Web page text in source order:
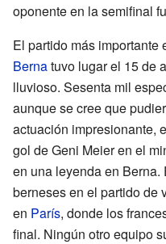
oponente en la semifinal
El partido más
Bernatuvo lugar el 15 de
lluvioso. Sesenta mil
aunque se cree que
actuación impresionante,
gol de Geni Meier en el
en una leyenda en
berneses en el partido de
en París, donde los
final. Ningún otro equipo